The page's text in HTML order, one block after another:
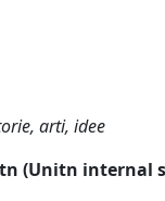
arti, idee
(Unitn internal